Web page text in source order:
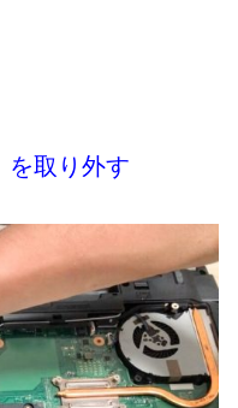
取り外す